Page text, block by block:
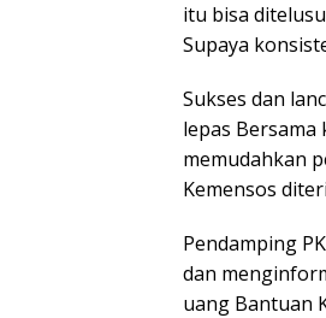
itu bisa
Supaya
Sukses dan
lepas Bersama
memudahkan
Kemensos
Pendamping
dan
uang Bantuan